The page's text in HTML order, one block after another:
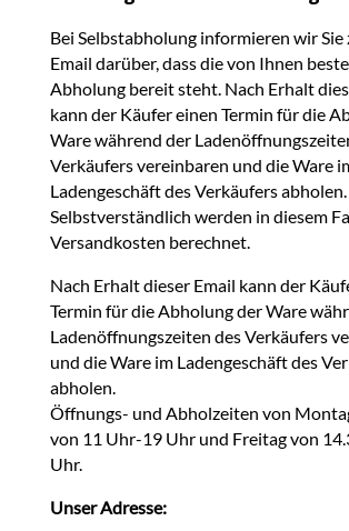
Bei Selbstabholung informieren wir Sie
Email darüber, dass die von Ihnen
Abholung bereit steht. Nach Erhalt
kann der Käufer einen Termin für die
Ware während der
Verkäufers vereinbaren und die Ware
Ladengeschäft des Verkäufers abholen.
Selbstverständlich werden in diesem
Versandkosten berechnet.
Nach Erhalt dieser Email kann der
Termin für die Abholung der Ware
Ladenöffnungszeiten des Verkäufers
und die Ware im Ladengeschäft des
abholen.
Öffnungs- und Abholzeiten von
von 11 Uhr-19 Uhr und Freitag von
Uhr.
Unser Adresse: